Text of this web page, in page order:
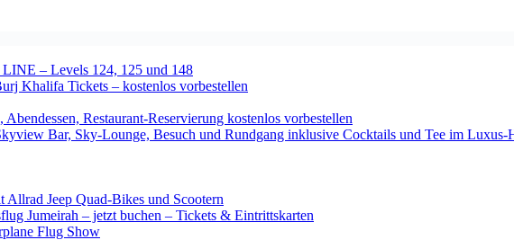
– Levels 124, 125 und 148
Khalifa Tickets – kostenlos vorbestellen
Restaurant-Reservierung kostenlos vorbestellen
Bar, Sky-Lounge, Besuch und Rundgang inklusive Cocktails und Tee im Luxus-
Jeep Quad-Bikes und Scootern
Jumeirah – jetzt buchen – Tickets & Eintrittskarten
Flug Show